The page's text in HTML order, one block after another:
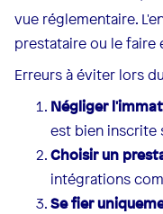
vue réglementaire.
prestataire ou le faire
Erreurs à éviter lors
Négliger
est bien inscrite
Choisir un
intégrations
Se fier